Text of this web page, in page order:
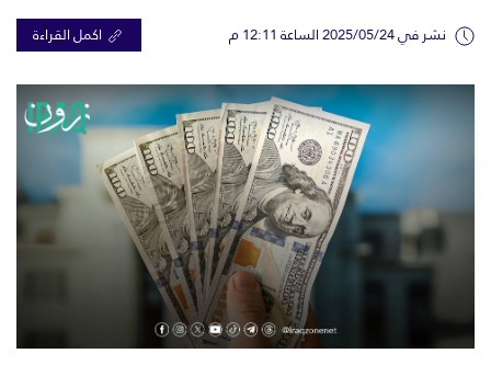
نشر في 2025/05/24 الساعة 12:11 م اكمل القراءة